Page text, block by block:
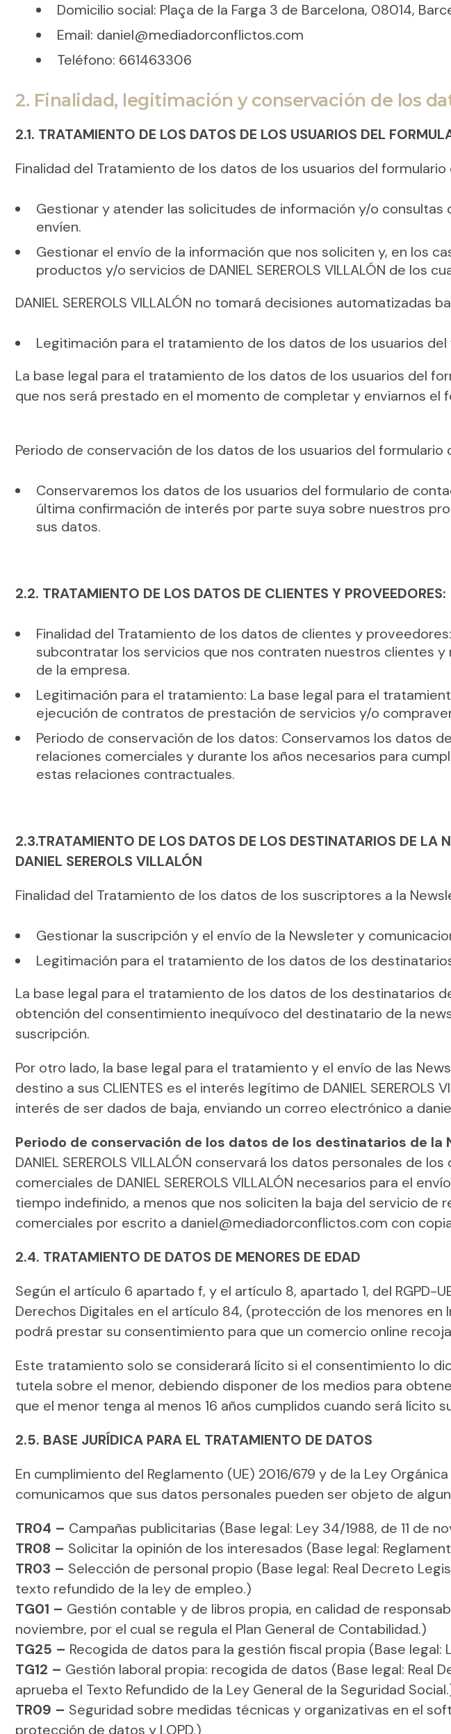
Domicilio social: Plaça de la Farga 3 de Barcelona, 08014,
Email: daniel@mediadorconflictos.com
Teléfono: 661463306
2. Finalidad, legitimación y conservación de los
2.1. TRATAMIENTO DE LOS DATOS DE LOS USUARIOS DEL
Finalidad del Tratamiento de los datos de los usuarios del
Gestionar y atender las solicitudes de información y/o
envíen.
Gestionar el envío de la información que nos soliciten y, en los
productos y/o servicios de DANIEL SEREROLS VILLALÓN de los
DANIEL SEREROLS VILLALÓN no tomará decisiones automatizadas
Legitimación para el tratamiento de los datos de los usuarios
La base legal para el tratamiento de los datos de los usuarios del
que nos será prestado en el momento de completar y enviarnos el
Periodo de conservación de los datos de los usuarios del
Conservaremos los datos de los usuarios del formulario de
última confirmación de interés por parte suya sobre nuestros
sus datos.
2.2. TRATAMIENTO DE LOS DATOS DE CLIENTES Y PROVEEDORES:
Finalidad del Tratamiento de los datos de clientes y
subcontratar los servicios que nos contraten nuestros clientes
de la empresa.
Legitimación para el tratamiento: La base legal para el
ejecución de contratos de prestación de servicios y/o
Periodo de conservación de los datos: Conservamos los datos
relaciones comerciales y durante los años necesarios para
estas relaciones contractuales.
2.3.TRATAMIENTO DE LOS DATOS DE LOS DESTINATARIOS DE LA
DANIEL SEREROLS VILLALÓN
Finalidad del Tratamiento de los datos de los suscriptores a la
Gestionar la suscripción y el envío de la Newsleter y
Legitimación para el tratamiento de los datos de los
La base legal para el tratamiento de los datos de los destinatarios
obtención del consentimiento inequívoco del destinatario de la
suscripción.
Por otro lado, la base legal para el tratamiento y el envío de las
destino a sus CLIENTES es el interés legítimo de DANIEL
interés de ser dados de baja, enviando un correo electrónico a
Periodo de conservación de los datos de los destinatarios de
DANIEL SEREROLS VILLALÓN conservará los datos personales de
comerciales de DANIEL SEREROLS VILLALÓN necesarios para el
tiempo indefinido, a menos que nos soliciten la baja del servicio
comerciales por escrito a daniel@mediadorconflictos.com con copia
2.4. TRATAMIENTO DE DATOS DE MENORES DE EDAD
Según el artículo 6 apartado f, y el artículo 8, apartado 1, del RGPD-
Derechos Digitales en el artículo 84, (protección de los menores
podrá prestar su consentimiento para que un comercio online
Este tratamiento solo se considerará lícito si el consentimiento lo
tutela sobre el menor, debiendo disponer de los medios para
que el menor tenga al menos 16 años cumplidos cuando será lícito
2.5. BASE JURÍDICA PARA EL TRATAMIENTO DE DATOS
En cumplimiento del Reglamento (UE) 2016/679 y de la Ley
comunicamos que sus datos personales pueden ser objeto de
TR04 – Campañas publicitarias (Base legal: Ley 34/1988, de 11 de
TR08 – Solicitar la opinión de los interesados (Base legal:
TR03 – Selección de personal propio (Base legal: Real Decreto
texto refundido de la ley de empleo.)
TG01 – Gestión contable y de libros propia, en calidad de
noviembre, por el cual se regula el Plan General de Contabilidad.)
TG25 – Recogida de datos para la gestión fiscal propia (Base
TG12 – Gestión laboral propia: recogida de datos (Base legal: Real
aprueba el Texto Refundido de la Ley General de la Seguridad
TR09 – Seguridad sobre medidas técnicas y organizativas en el
protección de datos y LOPD.)